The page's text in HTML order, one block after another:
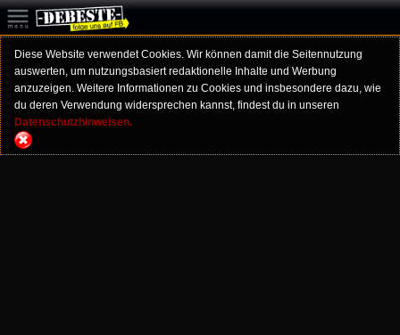
Diese Website verwendet Cookies. Wir können damit die Seitennutzung
auswerten, um nutzungsbasiert redaktionelle Inhalte und Werbung
anzuzeigen. Weitere Informationen zu Cookies und insbesondere dazu, wie
du deren Verwendung widersprechen kannst, findest du in unseren
Datenschutzhinweisen.